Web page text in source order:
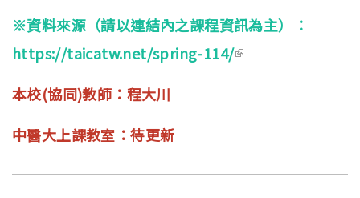
※資料來源（請以連結內之課程資訊為主）：
https://taicatw.net/spring-114/(link is external)
本校(協同)教師：程大川
中醫大上課教室：待更新